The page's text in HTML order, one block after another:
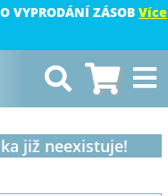
VYPRODÁNÍ ZÁSOB Více
již neexistuje!